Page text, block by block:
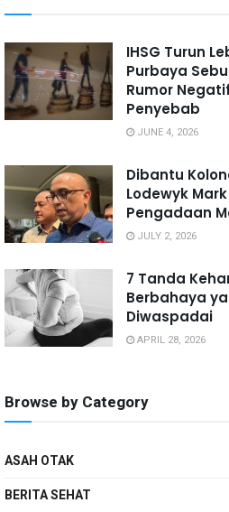
IHSG Turun
Purbaya
Rumor
Penyebab
JUNE 4, 2026
Dibantu
Lodewyk Mark
Pengadaan
JULY 2, 2026
7 Tanda
Berbahaya
Diwaspadai
APRIL 28, 2026
Browse by Category
ASAH OTAK
BERITA SEHAT